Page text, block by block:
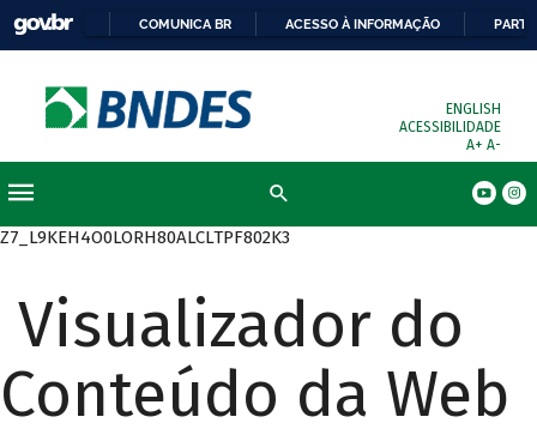
COMUNICA BR ACESSO À INFORMAÇÃO
ENGLISH
ACESSIBILIDADE
A+ A-
Z7_L9KEH4O0LORH80ALCLTPF802K3
Visualizador do
Conteúdo da Web